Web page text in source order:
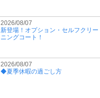
2026/08/07
新登場！オプション・セルフクリー
ニングコート！
2026/08/07
◆夏季休暇の過ごし方